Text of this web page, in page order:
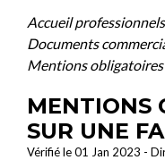
Accueil professionnels
Documents
Mentions
MENTIONS
SUR UNE
Vérifié le 01 Jan 2023 -